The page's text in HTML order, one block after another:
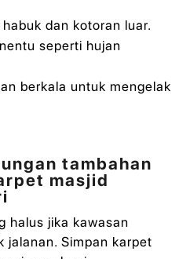
dan kotoran luar.
seperti hujan
berkala untuk mengelak
tambahan
masjid
halus jika kawasan
jalanan. Simpan karpet